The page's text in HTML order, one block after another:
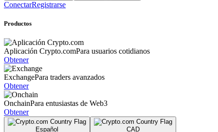
ConectarRegistrarse
Productos
Aplicación Crypto.comPara usuarios cotidianos
Obtener
ExchangePara traders avanzados
Obtener
OnchainPara entusiastas de Web3
Obtener
Español
CAD